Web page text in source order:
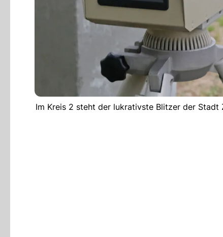
Im Kreis 2 steht der lukrativste Blitzer der